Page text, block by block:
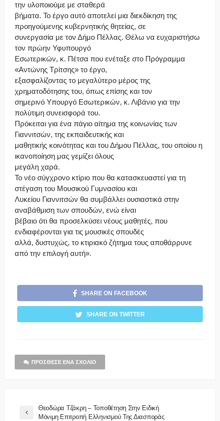
την υλοποιούμε με σταθερά
βήματα. Το έργο αυτό αποτελεί μια διεκδίκηση της
προηγούμενης κυβερνητικής θητείας, σε
συνεργασία με τον Δήμο Πέλλας. Θέλω να ευχαριστήσω
τον πρώην Υφυπουργό
Εσωτερικών, κ. Πέτσα που ενέταξε στο Πρόγραμμα
«Αντώνης Τρίτσης» το έργο,
εξασφαλίζοντας το μεγαλύτερο μέρος της
χρηματοδότησης του, όπως επίσης και τον
σημερινό Υπουργό Εσωτερικών, κ. Λιβάνιο για την
πολύτιμη συνεισφορά του.
Πρόκειται για ένα πάγιο αίτημα της κοινωνίας των
Γιαννιτσών, της εκπαιδευτικής και
μαθητικής κοινότητας και του Δήμου Πέλλας, του οποίου η
ικανοποίηση μας γεμίζει όλους
μεγάλη χαρά.
Το νέο σύγχρονο κτίριο που θα κατασκευαστεί για τη
στέγαση του Μουσικού Γυμνασίου και
Λυκείου Γιαννιτσών θα συμβάλλει ουσιαστικά στην
αναβάθμιση των σπουδών, ενώ είναι
βέβαιο ότι θα προσελκύσει νέους μαθητές, που
ενδιαφέρονται για τις μουσικές σπουδές
αλλά, δυστυχώς, το κτιριακό ζήτημα τους αποθάρρυνε
από την επιλογή αυτή».
SHARE ON FACEBOOK
SHARE ON TWITTER
ΠΡΌΣΘΕΣΕ ΈΝΑ ΣΧΌΛΙΟ
Θεοδώρα Τζάκρη – Τοποθέτηση Στην Ειδική
Μόνιμη Επιτροπή Ελληνισμού Της Διασποράς